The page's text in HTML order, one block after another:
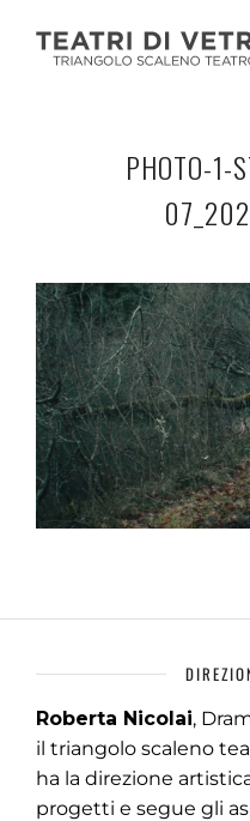
PHOTO-
Roberta Nicolai,
il triangolo scaleno
ha la direzione
progetti e segue gli